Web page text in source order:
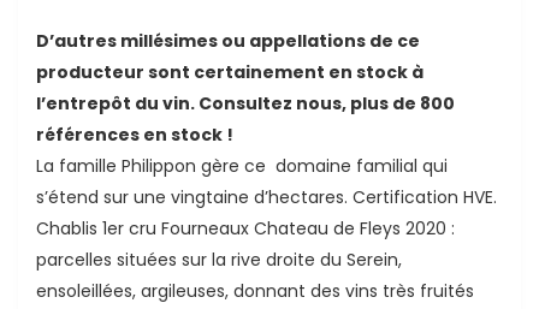
D’autres millésimes ou appellations de ce
producteur sont certainement en stock à
l’entrepôt du vin. Consultez nous, plus de 800
références en stock !
La famille Philippon gère ce domaine familial qui
s’étend sur une vingtaine d’hectares. Certification HVE.
Chablis 1er cru Fourneaux Chateau de Fleys 2020 :
parcelles situées sur la rive droite du Serein,
ensoleillées, argileuses, donnant des vins très fruités